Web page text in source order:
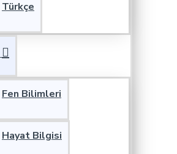
Türkçe
Fen Bilimleri
Hayat Bilgisi